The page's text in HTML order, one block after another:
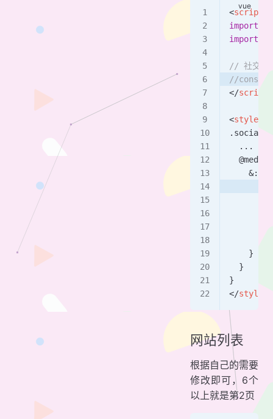
<script
import
import
// 社交链
//const
</script
<style
.social {
  ...
@media
    }
  }
}
</style
网站列表
根据自己的需要
修改即可，6个
以上就是第2页